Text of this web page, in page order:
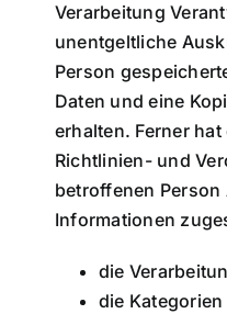
Verarbeitung
unentgeltliche
Person
Daten und eine
erhalten. Ferner
Richtlinien- und
betroffenen
Informationen
die
die